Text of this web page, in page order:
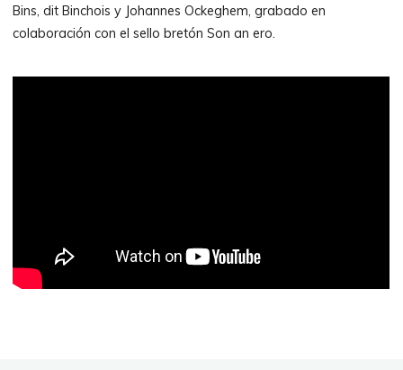
Bins, dit Binchois y Johannes Ockeghem, grabado en
colaboración con el sello bretón Son an ero.